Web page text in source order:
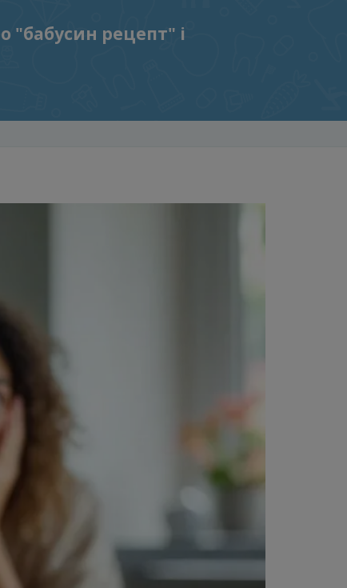
"бабусин рецепт" і